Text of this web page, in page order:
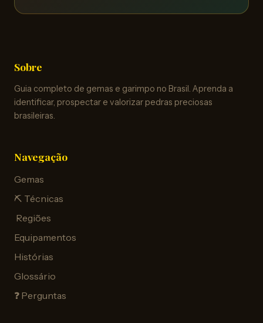
Sobre
Guia completo de gemas e garimpo no Brasil. Aprenda a
identificar, prospectar e valorizar pedras preciosas
brasileiras.
Navegação
Gemas
⛏️ Técnicas
️ Regiões
Equipamentos
Histórias
Glossário
❓ Perguntas